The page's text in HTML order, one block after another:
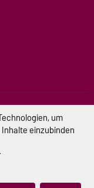
um
einzubinden